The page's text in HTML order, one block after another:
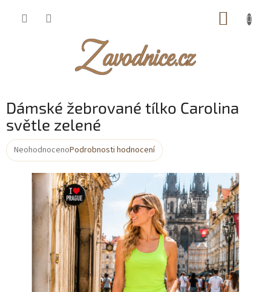
Dámské žebrované tílko Carolina
světle zelené
Průměrné
produktu
hvězdiček.
NeohodnocenoPodrobnosti hodnocení